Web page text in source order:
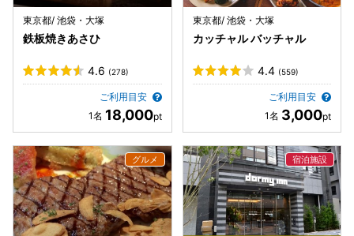
東京都/ 池袋・大塚
鉄板焼きあさひ
4.6 (278)
ご利用目安
18,000
東京都/ 池袋・大塚
カッチャル バッチャル
4.4 (559)
ご利用目安
3,000